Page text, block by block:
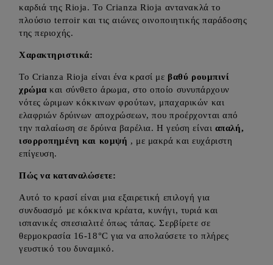
καρδιά της Rioja. Το Crianza Rioja αντανακλά το
πλούσιο terroir και τις αιώνες οινοποιητικής παράδοσης
της περιοχής.
Χαρακτηριστικά:
Το Crianza Rioja είναι ένα κρασί με βαθύ ρουμπινί
χρώμα και σύνθετο άρωμα, στο οποίο συνυπάρχουν
νότες ώριμων κόκκινων φρούτων, μπαχαρικών και
ελαφριών δρύινων αποχρώσεων, που προέρχονται από
την παλαίωση σε δρύινα βαρέλια. Η γεύση είναι απαλή,
ισορροπημένη και κομψή , με μακρά και ευχάριστη
επίγευση.
Πώς να καταναλώσετε:
Αυτό το κρασί είναι μια εξαιρετική επιλογή για
συνδυασμό με κόκκινα κρέατα, κυνήγι, τυριά και
ισπανικές σπεσιαλιτέ όπως τάπας. Σερβίρετε σε
θερμοκρασία 16-18°C για να απολαύσετε το πλήρες
γευστικό του δυναμικό.